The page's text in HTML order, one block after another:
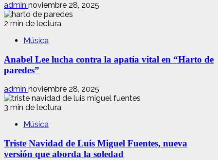
admin noviembre 28, 2025
2 min de lectura
Música
Anabel Lee lucha contra la apatía vital en “Harto de
paredes”
admin noviembre 28, 2025
3 min de lectura
Música
Triste Navidad de Luis Miguel Fuentes, nueva
versión que aborda la soledad